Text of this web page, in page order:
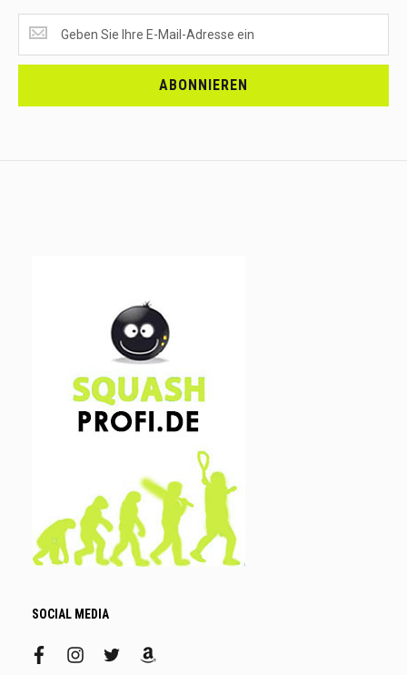
EMPFANGEN?
<br>MELDE
ABONNIEREN
SOCIAL MEDIA
facebookinstagram
twitteramazon